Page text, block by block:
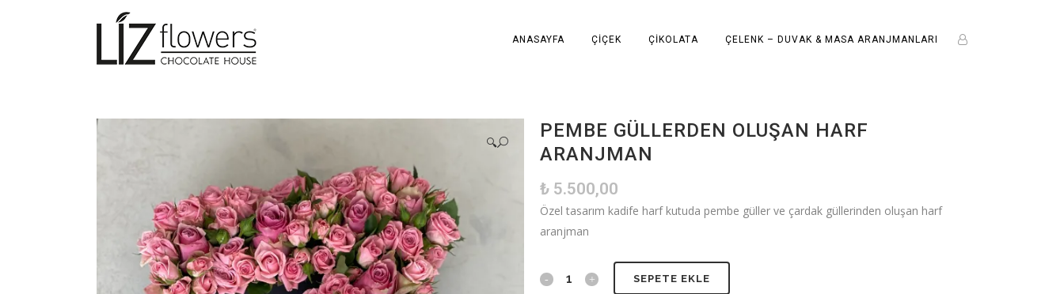
ANASAYFA ÇIÇEK ÇIKOLATA ÇELENK – DUVAK & MASA ARANJMANLARI
🔍
PEMBE GÜLLERDEN OLUŞAN HARF
ARANJMAN
₺ 5.500,00
Özel tasarım kadife harf kutuda pembe güller ve çardak güllerinden oluşan harf
aranjman
SEPETE EKLE